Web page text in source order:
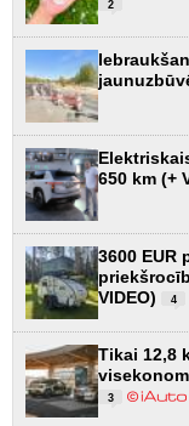
2
650 km (+
3600 EUR
VIDEO)
4
Tikai 12,8
3